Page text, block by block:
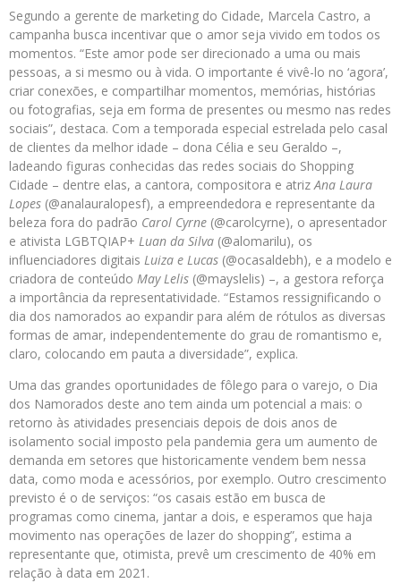
Segundo a gerente de marketing do Cidade, Marcela Castro, a
campanha busca incentivar que o amor seja vivido em todos os
momentos. “Este amor pode ser direcionado a uma ou mais
pessoas, a si mesmo ou à vida. O importante é vivê-lo no ‘agora’,
criar conexões, e compartilhar momentos, memórias, histórias
ou fotografias, seja em forma de presentes ou mesmo nas redes
sociais”, destaca. Com a temporada especial estrelada pelo casal
de clientes da melhor idade – dona Célia e seu Geraldo –,
ladeando figuras conhecidas das redes sociais do Shopping
Cidade – dentre elas, a cantora, compositora e atrizAna Laura
Lopes (@analauralopesf), a empreendedora e representante da
beleza fora do padrão Carol Cyrne (@carolcyrne), o apresentador
e ativista LGBTQIAP+ Luan da Silva (@alomarilu), os
influenciadores digitais Luiza e Lucas (@ocasaldebh), e a modelo e
criadora de conteúdo May Lelis (@mayslelis) –, a gestora reforça
a importância da representatividade. “Estamos ressignificando o
dia dos namorados ao expandir para além de rótulos as diversas
formas de amar, independentemente do grau de romantismo e,
claro, colocando em pauta a diversidade”, explica.
Uma das grandes oportunidades de fôlego para o varejo, o Dia
dos Namorados deste ano tem ainda um potencial a mais: o
retorno às atividades presenciais depois de dois anos de
isolamento social imposto pela pandemia gera um aumento de
demanda em setores que historicamente vendem bem nessa
data, como moda e acessórios, por exemplo. Outro crescimento
previsto é o de serviços: “os casais estão em busca de
programas como cinema, jantar a dois, e esperamos que haja
movimento nas operações de lazer do shopping”, estima a
representante que, otimista, prevê um crescimento de 40% em
relação à data em 2021.